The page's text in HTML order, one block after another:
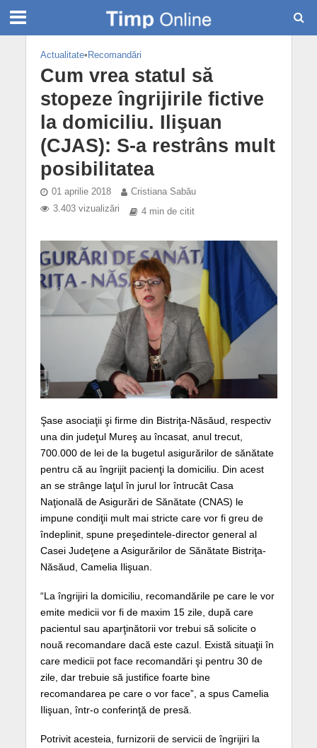
Actualitate• Recomandări
Cum vrea statul să
stopeze îngrijirile fictive
la domiciliu. Ilişuan
(CJAS): S-a restrâns mult
posibilitatea
01 aprilie 2018
Cristiana Sabău
3.403 vizualizări
4 min de citit
Şase asociaţii şi firme din Bistriţa-Năsăud, respectiv
una din judeţul Mureş au încasat, anul trecut,
700.000 de lei de la bugetul asigurărilor de sănătate
pentru că au îngrijit pacienţi la domiciliu. Din acest
an se strânge laţul în jurul lor întrucât Casa
Naţională de Asigurări de Sănătate (CNAS) le
impune condiţii mult mai stricte care vor fi greu de
îndeplinit, spune preşedintele-director general al
Casei Judeţene a Asigurărilor de Sănătate Bistriţa-
Năsăud, Camelia Ilişuan.
“La îngrijiri la domiciliu, recomandările pe care le vor
emite medicii vor fi de maxim 15 zile, după care
pacientul sau aparţinătorii vor trebui să solicite o
nouă recomandare dacă este cazul. Există situaţii în
care medicii pot face recomandări şi pentru 30 de
zile, dar trebuie să justifice foarte bine
recomandarea pe care o vor face”, a spus Camelia
Ilişuan, într-o conferinţă de presă.
Potrivit acesteia, furnizorii de servicii de îngrijiri la